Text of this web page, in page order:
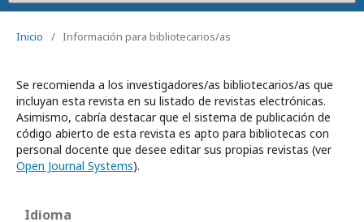
Inicio / Información para bibliotecarios/as
Se recomienda a los investigadores/as bibliotecarios/as que
incluyan esta revista en su listado de revistas electrónicas.
Asimismo, cabría destacar que el sistema de publicación de
código abierto de esta revista es apto para bibliotecas con
personal docente que desee editar sus propias revistas (ver
Open Journal Systems).
Idioma